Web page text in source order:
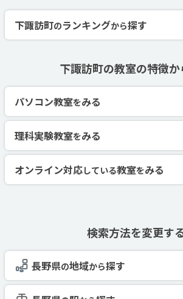
下諏訪町のランキングから探す
下諏訪町の教室の特徴か
パソコン教室をみる
理科実験教室をみる
オンライン対応している教室をみる
検索方法を変更す
長野県の地域から探す